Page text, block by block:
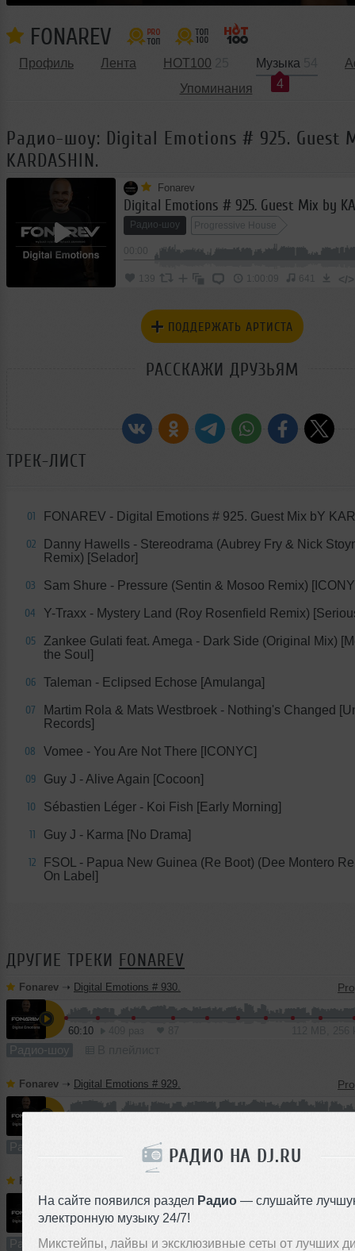
РАДИО НА DJ.RU
На сайте появился раздел Радио — слушайте
электронную музыку 24/7!
Микстейпы, лайвы и эксклюзивные сеты от лучших
FONAREV
Профиль Лента HOT100
Музыка
4
Упоминания
Радио-шоу: Digital Emotions # 925. Guest
KARDASHIN.
Fonarev
Digital Emotions # 925. Guest Mix by
Радио-шоу Progressive House
139 1:00:09 641 </>
ПОДДЕРЖАТЬ АРТИСТА
РАССКАЖИ ДРУЗЬЯМ
ТРЕК-ЛИСТ
01 FONAREV - Digital Emotions # 925. Guest Mix bY
02
Danny Hawells - Stereodrama (Aubrey Fry & Nick
Remix) [Selador]
03 Sam Shure - Pressure (Sentin & Mosoo Remix)
04 Y-Traxx - Mystery Land (Roy Rosenfield Remix)
05
Zankee Gulati feat. Amega - Dark Side (Original Mix)
the Soul]
06 Taleman - Eclipsed Echose [Amulanga]
07
Martim Rola & Mats Westbroek - Nothing's Changed
Records]
08 Vomee - You Are Not There [ICONYC]
09 Guy J - Alive Again [Cocoon]
10 Sébastien Léger - Koi Fish [Early Morning]
11 Guy J - Karma [No Drama]
12
FSOL - Papua New Guinea (Re Boot) (Dee Montero
On Label]
ДРУГИЕ ТРЕКИ FONAREV
Fonarev ➝ Digital Emotions # 930.
60:10
Радио-шоу
Fonarev ➝ Digital Emotions # 929.
Радио-шоу В плейлист
Fonarev
59:34 1444 раза 361
Радио-шоу В плейлист